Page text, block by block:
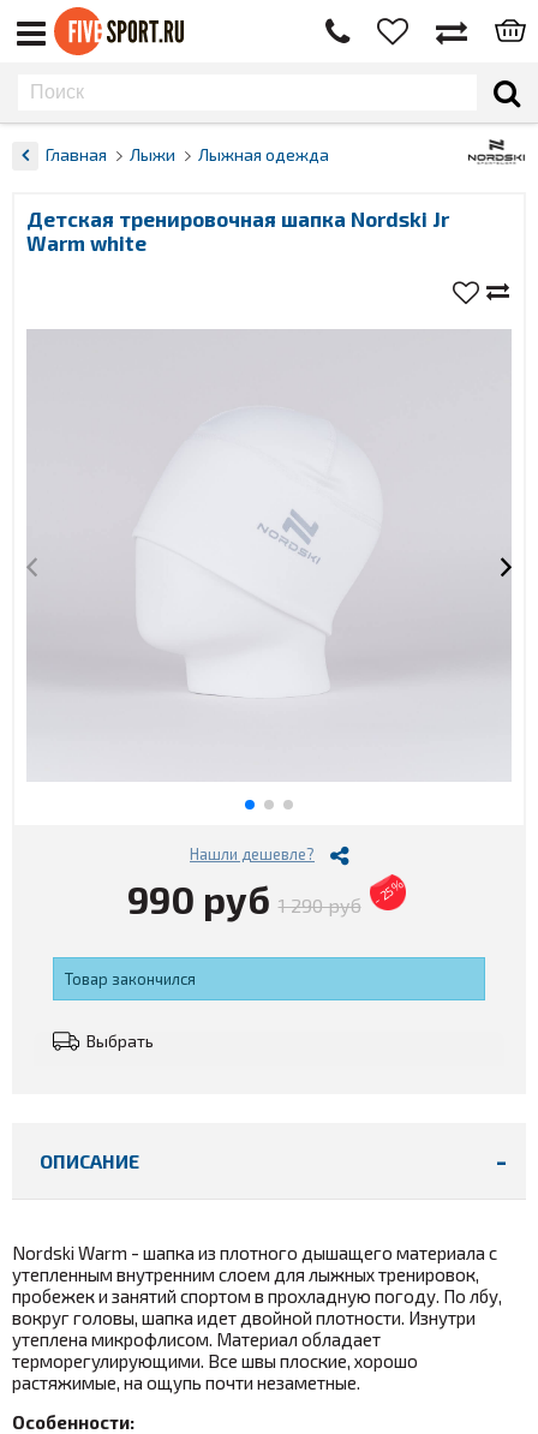
Главная Лыжи Лыжная одежда
Детская тренировочная шапка Nordski Jr
Warm white
Нашли дешевле?
990 руб 1 290 руб - 25%
Товар закончился
Выбрать
ОПИСАНИЕ
Nordski Warm - шапка из плотного дышащего материала с
утепленным внутренним слоем для лыжных тренировок,
пробежек и занятий спортом в прохладную погоду. По лбу,
вокруг головы, шапка идет двойной плотности. Изнутри
утеплена микрофлисом. Материал обладает
терморегулирующими. Все швы плоские, хорошо
растяжимые, на ощупь почти незаметные.
Особенности: